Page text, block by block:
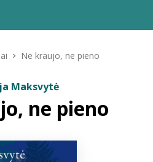
Ne kraujo, ne pieno
Maksvytė
ne pieno